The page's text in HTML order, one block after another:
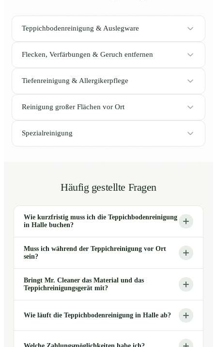
Teppichbodenreinigung & Auslegware
Flecken, Verfärbungen & Geruch entfernen
Tiefenreinigung & Allergikerpflege
Reinigung großer Flächen vor Ort
Spezialreinigung
Häufig gestellte Fragen
Wie kurzfristig muss ich die Teppichbodenreinigung
in Halle buchen?
Muss ich während der Teppichreinigung vor Ort
sein?
Bringt Mr. Cleaner das Material und das
Teppichreinigungsgerät mit?
Wie läuft die Teppichbodenreinigung in Halle ab?